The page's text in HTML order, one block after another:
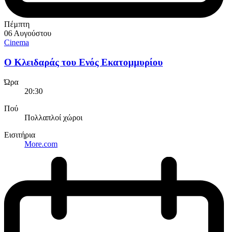
Πέμπτη
06 Αυγούστου
Cinema
Ο Κλειδαράς του Ενός Εκατομμυρίου
Ώρα
20:30
Πού
Πολλαπλοί χώροι
Εισιτήρια
More.com